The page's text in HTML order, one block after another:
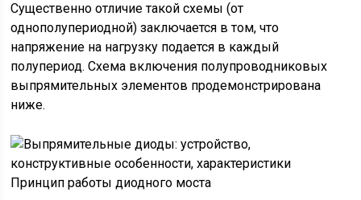
Существенно отличие такой схемы (от
однополупериодной) заключается в том, что
напряжение на нагрузку подается в каждый
полупериод. Схема включения полупроводниковых
выпрямительных элементов продемонстрирована
ниже.
Принцип работы диодного моста